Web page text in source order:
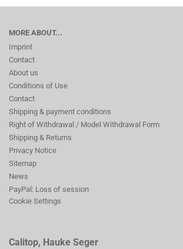
MORE ABOUT...
Imprint
Contact
About us
Conditions of Use
Contact
Shipping & payment conditions
Right of Withdrawal / Model Withdrawal Form
Shipping & Returns
Privacy Notice
Sitemap
News
PayPal: Loss of session
Cookie Settings
Calitop, Hauke Seger